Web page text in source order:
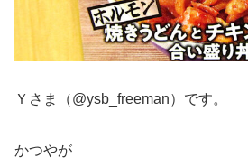
Ｙさま（@ysb_freeman）です。
かつやが